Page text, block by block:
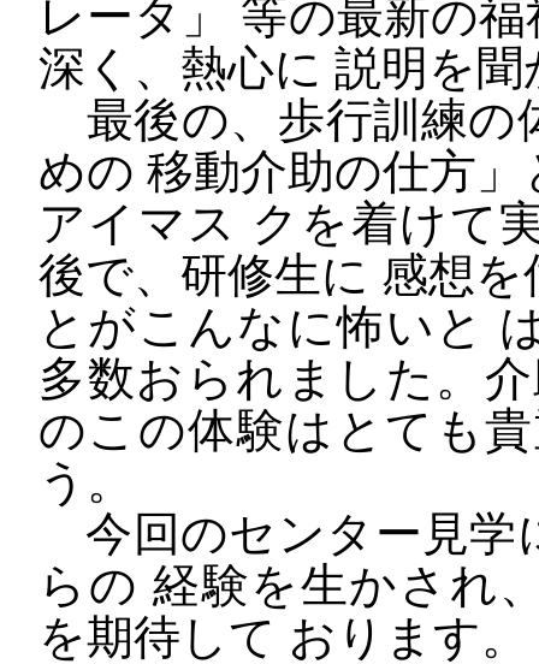
レータ」 等の最新の
深く、熱心に 説明を
最後の、歩行訓練の
めの 移動介助の仕方
アイマス クを着けて
後で、研修生に 感想
とがこんなに怖いと
多数おられました。
のこの体験はとても
う。
今回のセンター見学
らの 経験を生かされ
を期待して おります。